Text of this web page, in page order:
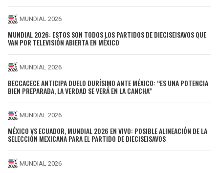
MUNDIAL 2026
MUNDIAL 2026: ESTOS SON TODOS LOS PARTIDOS DE DIECISEISAVOS QUE
VAN POR TELEVISIÓN ABIERTA EN MÉXICO
MUNDIAL 2026
BECCACECE ANTICIPA DUELO DURÍSIMO ANTE MÉXICO: “ES UNA POTENCIA
BIEN PREPARADA, LA VERDAD SE VERÁ EN LA CANCHA”
MUNDIAL 2026
MÉXICO VS ECUADOR, MUNDIAL 2026 EN VIVO: POSIBLE ALINEACIÓN DE LA
SELECCIÓN MEXICANA PARA EL PARTIDO DE DIECISEISAVOS
MUNDIAL 2026